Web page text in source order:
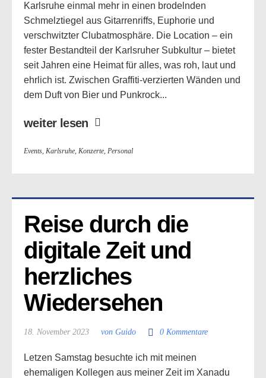
Karlsruhe einmal mehr in einen brodelnden
Schmelztiegel aus Gitarrenriffs, Euphorie und
verschwitzter Clubatmosphäre. Die Location – ein
fester Bestandteil der Karlsruher Subkultur – bietet
seit Jahren eine Heimat für alles, was roh, laut und
ehrlich ist. Zwischen Graffiti-verzierten Wänden und
dem Duft von Bier und Punkrock...
weiter lesen
Events, Karlsruhe, Konzerte, Personal
Reise durch die
digitale Zeit und
herzliches
Wiedersehen
18. November 2023 von Guido 0 Kommentare
Letzen Samstag besuchte ich mit meinen
ehemaligen Kollegen aus meiner Zeit im Xanadu